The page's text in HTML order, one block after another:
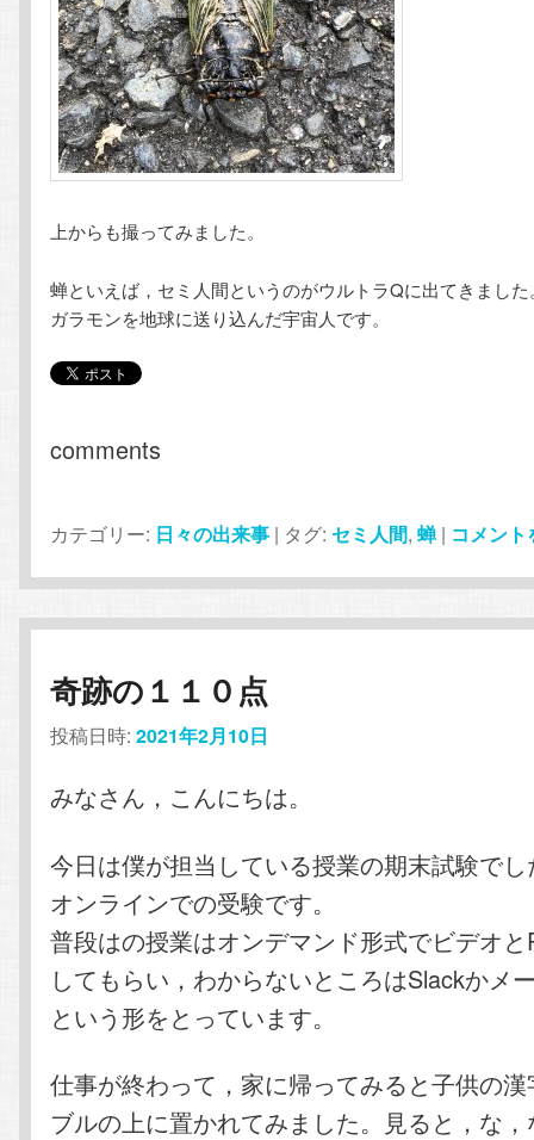
上からも撮ってみました。
蝉といえば，セミ人間というのがウルトラQに出てきました
ガラモンを地球に送り込んだ宇宙人です。
comments
カテゴリー: 日々の出来事 | タグ: セミ人間,蝉 | コメント
奇跡の１１０点
投稿日時:2021年2月10日
みなさん，こんにちは。
今日は僕が担当している授業の期末試験でし
オンラインでの受験です。
普段はの授業はオンデマンド形式でビデオ
してもらい，わからないところはSlackかメ
という形をとっています。
仕事が終わって，家に帰ってみると子供の
ブルの上に置かれてみました。見ると，な